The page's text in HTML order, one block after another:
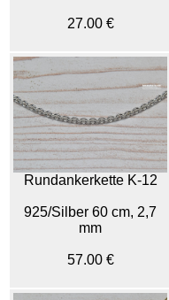
27.00 €
Rundankerkette K-12
925/Silber 60 cm, 2,7
mm
57.00 €